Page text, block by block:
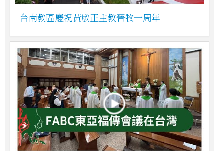
台南教區慶祝黃敏正主教晉牧一周年